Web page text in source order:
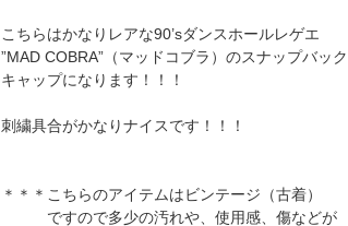
こちらはかなりレアな90’sダンスホールレゲエ
”MAD COBRA”（マッドコブラ）のスナップバック
キャップになります！！！
刺繍具合がかなりナイスです！！！
＊＊＊こちらのアイテムはビンテージ（古着）
ですので多少の汚れや、使用感、傷などが